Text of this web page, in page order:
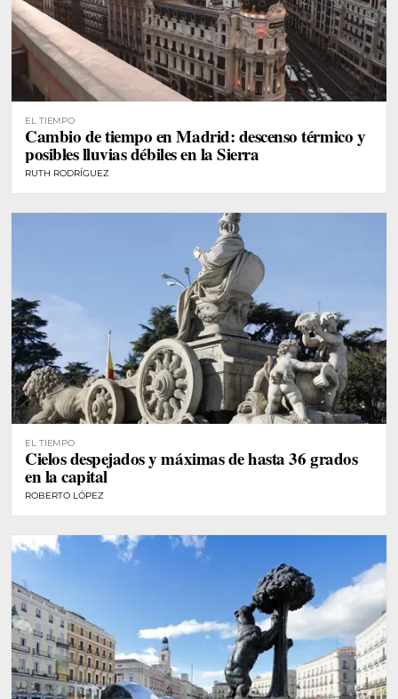
EL TIEMPO
Cambio de tiempo en Madrid: descenso térmico y
posibles lluvias débiles en la Sierra
RUTH RODRÍGUEZ
EL TIEMPO
Cielos despejados y máximas de hasta 36 grados
en la capital
ROBERTO LÓPEZ